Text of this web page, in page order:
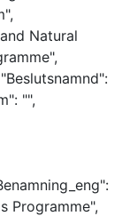
Natural
"",
Programme",